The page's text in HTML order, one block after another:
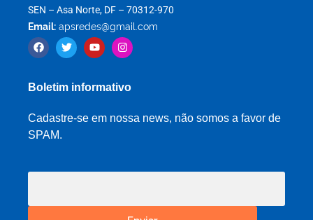
SEN – Asa Norte, DF – 70312-970
Email: apsredes@gmail.com
Boletim informativo
Cadastre-se em nossa news, não somos a favor de
SPAM.